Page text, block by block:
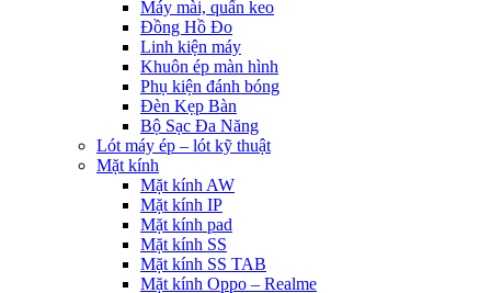
Máy mài, quấn keo
Đồng Hồ Đo
Linh kiện máy
Khuôn ép màn hình
Phụ kiện đánh bóng
Đèn Kẹp Bàn
Bộ Sạc Đa Năng
Lót máy ép – lót kỹ thuật
Mặt kính
Mặt kính AW
Mặt kính IP
Mặt kính pad
Mặt kính SS
Mặt kính SS TAB
Mặt kính Oppo – Realme